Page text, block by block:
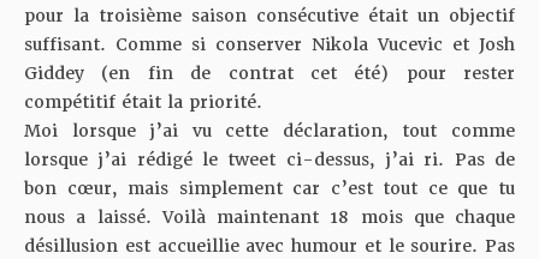
pour la troisième saison consécutive était un objectif
suffisant. Comme si conserver Nikola Vucevic et Josh
Giddey (en fin de contrat cet été) pour rester
compétitif était la priorité.
Moi lorsque j’ai vu cette déclaration, tout comme
lorsque j’ai rédigé le tweet ci-dessus, j’ai ri. Pas de
bon cœur, mais simplement car c’est tout ce que tu
nous a laissé. Voilà maintenant 18 mois que chaque
désillusion est accueillie avec humour et le sourire. Pas